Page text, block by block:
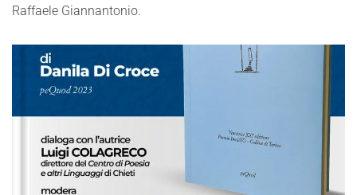
Raffaele Giannantonio.